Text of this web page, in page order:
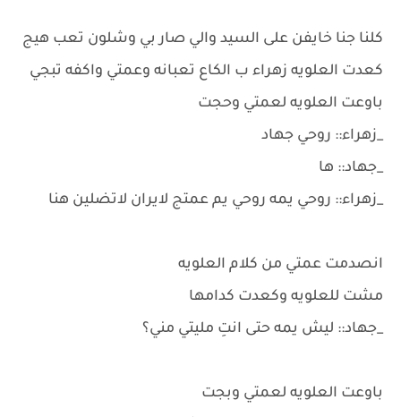
كلنا جنا خايفن على السيد والي صار بي وشلون تعب هيج
كعدت العلويه زهراء ب الكاع تعبانه وعمتي واكفه تبجي
باوعت العلويه لعمتي وحجت
_زهراء:: روحي جهاد
_جهاد:: ها
_زهراء:: روحي يمه روحي يم عمتج لايران لاتضلين هنا
انصدمت عمتي من كلام العلويه
مشت للعلويه وكعدت كدامها
_جهاد:: ليش يمه حتى انتِ مليتي مني؟
باوعت العلويه لعمتي وبجت